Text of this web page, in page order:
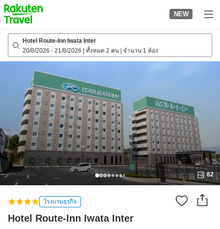
to
top
page
NEW
Hotel Route-Inn Iwata Inter
20/8/2026 - 21/8/2026 ทั้งหมด 2 คน จำนวน 1 ห้อง
82
โรงแรมธุรกิจ
Hotel Route-Inn Iwata Inter